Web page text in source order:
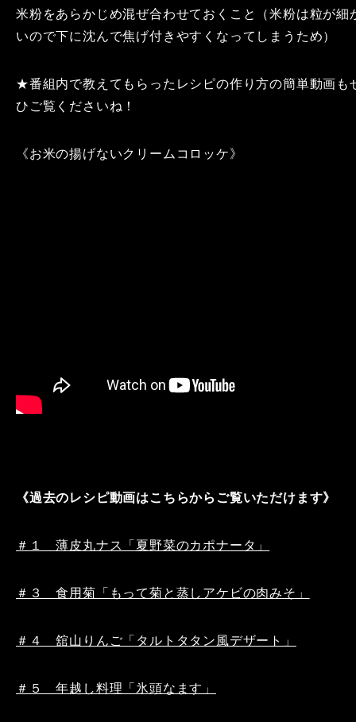
米粉をあらかじめ混ぜ合わせておくこと（米粉は粒が細
いので下に沈んで焦げ付きやすくなってしまうため）
★番組内で教えてもらったレシピの作り方の簡単動画も
ひご覧くださいね！
《お米の揚げないクリームコロッケ》
《過去のレシピ動画はこちらからご覧いただけます》
＃１ 薄皮丸ナス「夏野菜のカポナータ」
＃３ 食用菊「もって菊と蒸しアケビの肉みそ」
＃４ 舘山りんご「タルトタタン風デザート」
＃５ 年越し料理「氷頭なます」